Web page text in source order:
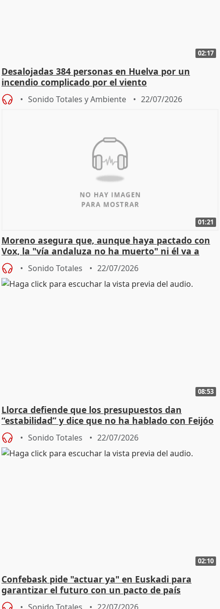
02:17
Desalojadas 384 personas en Huelva por un
incendio complicado por el viento
Sonido Totales y Ambiente 22/07/2026
01:21
Moreno asegura que, aunque haya pactado con
Vox, la "vía andaluza no ha muerto" ni él va a
"cambiar"
Sonido Totales 22/07/2026
08:53
Llorca defiende que los presupuestos dan
“estabilidad” y dice que no ha hablado con Feijóo
Sonido Totales 22/07/2026
02:10
Confebask pide "actuar ya" en Euskadi para
garantizar el futuro con un pacto de país
Sonido Totales 22/07/2026